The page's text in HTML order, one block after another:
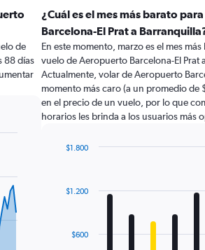
de
88 días
¿Cuál es el mes más barato
Barcelona-El Prat a
En este momento, marzo es el mes
vuelo de Aeropuerto Barcelona-El Prat
Actualmente, volar de Aeropuerto
momento más caro (a un promedio
en el precio de un vuelo, por lo que
horarios les brinda a los usuarios más
12
The$600
$1.200
$1.800